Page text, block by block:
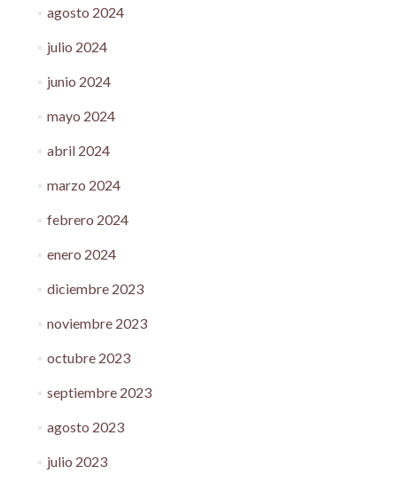
agosto 2024
julio 2024
junio 2024
mayo 2024
abril 2024
marzo 2024
febrero 2024
enero 2024
diciembre 2023
noviembre 2023
octubre 2023
septiembre 2023
agosto 2023
julio 2023